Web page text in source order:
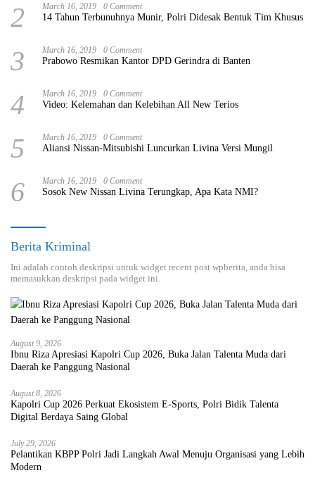
2 March 16, 2019 0 Comment
14 Tahun Terbunuhnya Munir, Polri Didesak Bentuk Tim Khusus
3 March 16, 2019 0 Comment
Prabowo Resmikan Kantor DPD Gerindra di Banten
4 March 16, 2019 0 Comment
Video: Kelemahan dan Kelebihan All New Terios
5 March 16, 2019 0 Comment
Aliansi Nissan-Mitsubishi Luncurkan Livina Versi Mungil
6 March 16, 2019 0 Comment
Sosok New Nissan Livina Terungkap, Apa Kata NMI?
Berita Kriminal
Ini adalah contoh deskripsi untuk widget recent post wpberita, anda bisa
memasukkan deskripsi pada widget ini.
August 9, 2026
Ibnu Riza Apresiasi Kapolri Cup 2026, Buka Jalan Talenta Muda dari
Daerah ke Panggung Nasional
August 8, 2026
Kapolri Cup 2026 Perkuat Ekosistem E-Sports, Polri Bidik Talenta
Digital Berdaya Saing Global
July 29, 2026
Pelantikan KBPP Polri Jadi Langkah Awal Menuju Organisasi yang Lebih
Modern